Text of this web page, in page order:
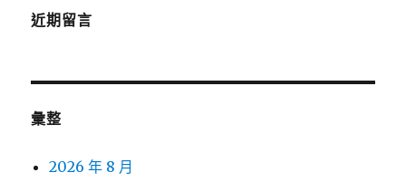
近期留言
彙整
2026 年 8 月